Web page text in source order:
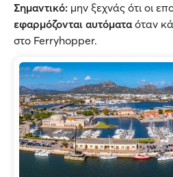
Σημαντικό: μην ξεχνάς ότι οι
εφαρμόζονται αυτόματαόταν
στο Ferryhopper.